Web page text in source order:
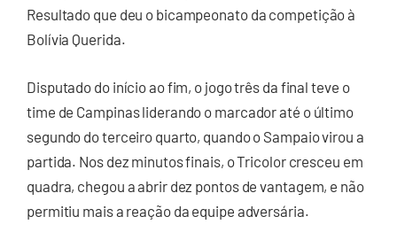
Resultado que deu o bicampeonato da competição à
Bolívia Querida.
Disputado do início ao fim, o jogo três da final teve o
time de Campinas liderando o marcador até o último
segundo do terceiro quarto, quando o Sampaio virou a
partida. Nos dez minutos finais, o Tricolor cresceu em
quadra, chegou a abrir dez pontos de vantagem, e não
permitiu mais a reação da equipe adversária.